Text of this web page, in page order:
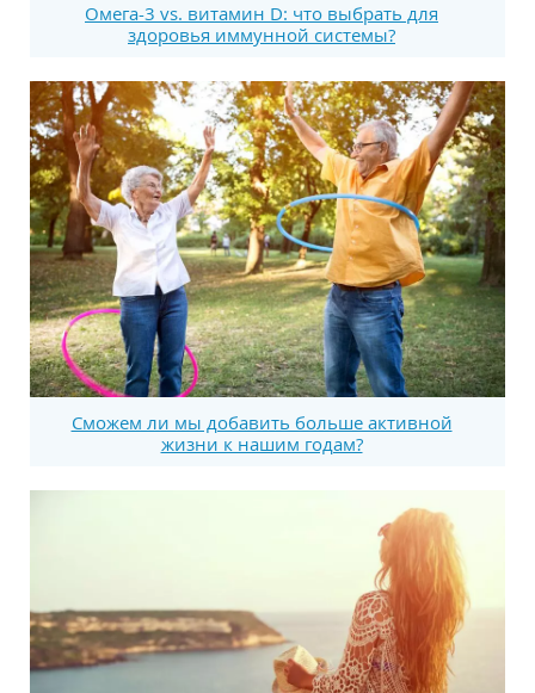
Омега-3 vs. витамин D: что выбрать для
здоровья иммунной системы?
Сможем ли мы добавить больше активной
жизни к нашим годам?